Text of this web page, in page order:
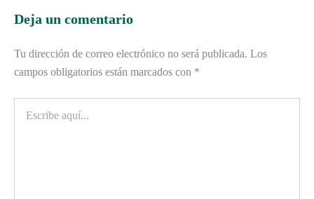
Deja un comentario
Tu dirección de correo electrónico no será publicada. Los
campos obligatorios están marcados con *
aquí...